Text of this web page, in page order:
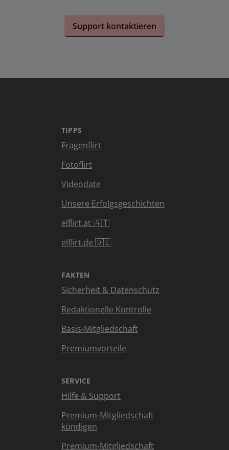
Support kontaktieren
TIPPS
Fragenflirt
Fotoflirt
Videodate
Unsere Erfolgsgeschichten
elflirt.at 🇦🇹
elflirt.de 🇩🇪
FAKTEN
Sicherheit & Datenschutz
Redaktionelle Kontrolle
Basis-Mitgliedschaft
Premiumvorteile
SERVICE
Hilfe & Support
Premium-Mitgliedschaft
kündigen
Premium-Mitgliedschaft